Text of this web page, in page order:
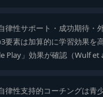
律性サポート・成功期待・
要素は加算的に学習効果を
Play」効果が確認（Wulf et
律性支持的コーチングは青